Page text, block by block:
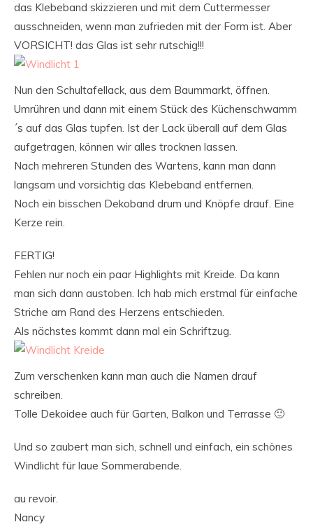
das Klebeband skizzieren und mit dem Cuttermesser
ausschneiden, wenn man zufrieden mit der Form ist. Aber
VORSICHT! das Glas ist sehr rutschig!!!
Nun den Schultafellack, aus dem Baummarkt, öffnen.
Umrühren und dann mit einem Stück des Küchenschwamm
´s auf das Glas tupfen. Ist der Lack überall auf dem Glas
aufgetragen, können wir alles trocknen lassen.
Nach mehreren Stunden des Wartens, kann man dann
langsam und vorsichtig das Klebeband entfernen.
Noch ein bisschen Dekoband drum und Knöpfe drauf. Eine
Kerze rein.
FERTIG!
Fehlen nur noch ein paar Highlights mit Kreide. Da kann
man sich dann austoben. Ich hab mich erstmal für einfache
Striche am Rand des Herzens entschieden.
Als nächstes kommt dann mal ein Schriftzug.
Zum verschenken kann man auch die Namen drauf
schreiben.
Tolle Dekoidee auch für Garten, Balkon und Terrasse 🙂
Und so zaubert man sich, schnell und einfach, ein schönes
Windlicht für laue Sommerabende.
au revoir.
Nancy